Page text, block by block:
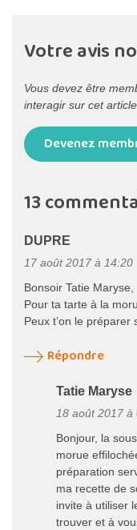
Votre avis
Vous devez être
interagir sur cet article
Devenez
13
DUPRE
17 août 2017 à 14:20
Bonsoir Tatie Maryse,
Pour ta tarte à la
Peux t’on le
Répondre
Tatie Maryse
18 août 2017 à
Bonjour, la
morue
préparation
ma recette de
invite à utiliser
trouver et à